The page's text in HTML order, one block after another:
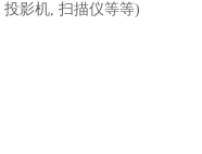
影机, 扫描仪等等)